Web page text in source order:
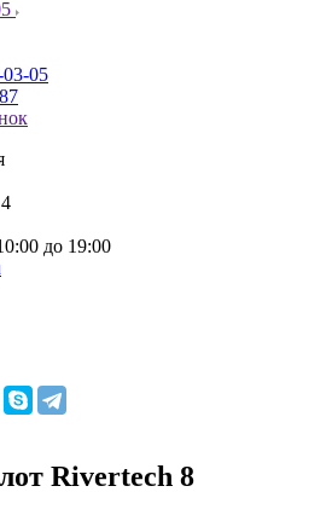
05
до 19:00
Rivertech 8